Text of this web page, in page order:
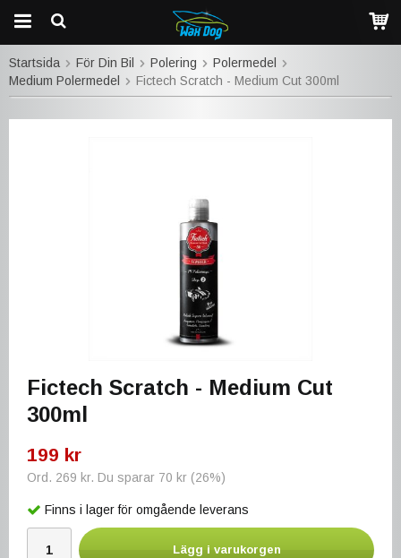
Startsida För Din Bil Polering
Polermedel
Medium Polermedel
Fictech Scratch - Medium Cut 300ml
Fictech Scratch - Medium Cut
300ml
199 kr
Ord. 269 kr. Du sparar 70 kr (26%)
Finns i lager för omgående leverans
Lägg i varukorgen